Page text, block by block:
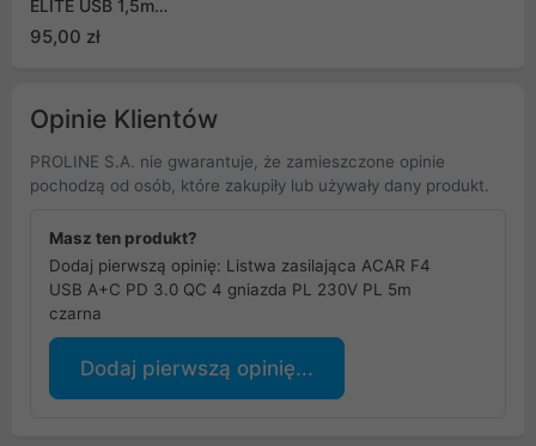
ELITE USB 1,5m
95,00 zł
Opinie Klientów
PROLINE S.A. nie gwarantuje, że zamieszczone opinie
pochodzą od osób, które zakupiły lub używały dany produkt.
Masz ten produkt?
Dodaj pierwszą opinię: Listwa zasilająca ACAR F4
USB A+C PD 3.0 QC 4 gniazda PL 230V PL 5m
czarna
Dodaj pierwszą opinię...